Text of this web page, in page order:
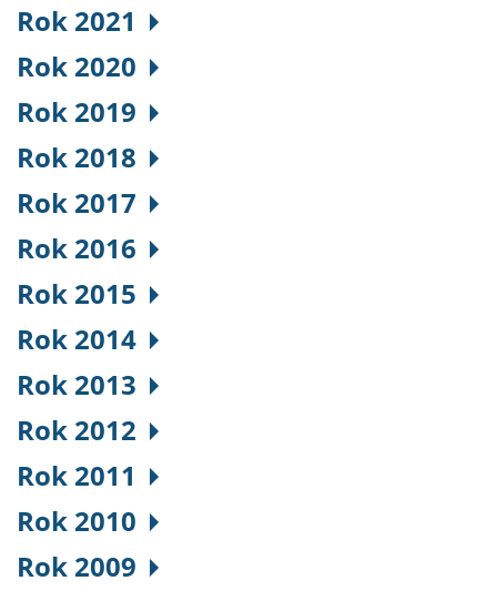
Rok 2021
Rok 2020
Rok 2019
Rok 2018
Rok 2017
Rok 2016
Rok 2015
Rok 2014
Rok 2013
Rok 2012
Rok 2011
Rok 2010
Rok 2009